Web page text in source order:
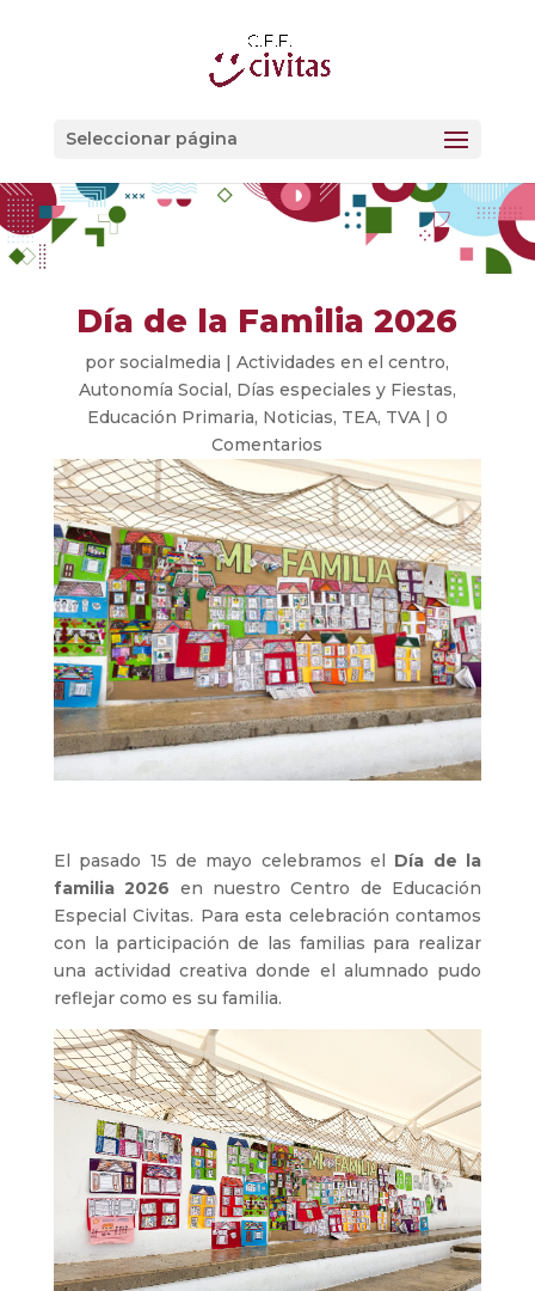
Seleccionar página
Día de la Familia 2026
porsocialmedia |Actividades en el centro,
Autonomía Social, Días especiales y Fiestas,
Educación Primaria, Noticias, TEA, TVA| 0
Comentarios
El pasado 15 de mayo celebramos el Día de la
familia 2026 en nuestro Centro de Educación
Especial Civitas. Para esta celebración contamos
con la participación de las familias para realizar
una actividad creativa donde el alumnado pudo
reflejar como es su familia.